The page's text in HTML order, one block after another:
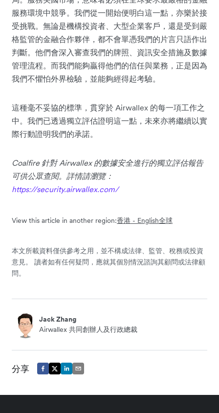
服務環境中競爭。我們從一開始便明白這一點，亦樂於接
受挑戰。無論是機構投資者、大型企業客戶，還是受到嚴
格監管的金融合作夥伴，都不會單憑我們的片言只語作出
判斷。他們會深入審查我們的牌照、資訊安全措施及數據
管理流程。而我們能夠贏得他們的信任與業務，正是因為
我們不懼怕外界檢驗，並能夠經得起考驗。
這種毫不妥協的標準，貫穿於 Airwallex 的每一項工作之
中。我們已透過獨立評估證明這一點，未來亦將繼續以實
際行動證明我們的承諾。
Coalfire 針對 Airwallex 的數據安全進行的獨立評估報告
可供公眾查閱。詳情請瀏覽：
https://security.airwallex.com/
View this article in another region:香港 - English全球
本文所載資料僅供參考之用，並不構成法律、監管、稅務或投資
意見。 讀者如有任何疑問，應就其個別情況諮詢其顧問或法律顧
問。
Jack Zhang
Airwallex 共同創辦人及行政總裁
分享